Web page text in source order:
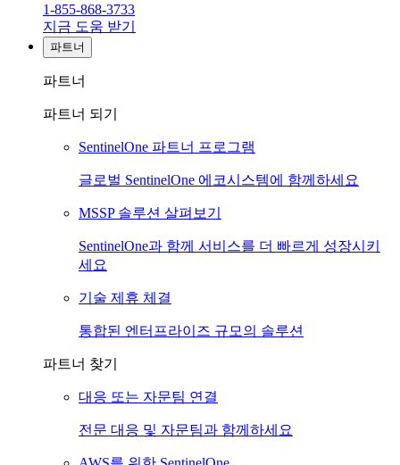
1-855-868-3733
지금 도움 받기
파트너
파트너
파트너 되기
SentinelOne 파트너 프로그램
글로벌 SentinelOne 에코시스템에 함께하세요
MSSP 솔루션 살펴보기
SentinelOne과 함께 서비스를 더 빠르게 성장시키
세요
기술 제휴 체결
통합된 엔터프라이즈 규모의 솔루션
파트너 찾기
대응 또는 자문팀 연결
전문 대응 및 자문팀과 함께하세요